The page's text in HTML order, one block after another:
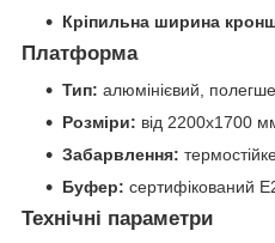
Кріпильна ширина
Платформа
Тип: алюмінієвий,
Розміри: від 2200x1700
Забарвлення:
Буфер: сертифікований
Технічні параметри